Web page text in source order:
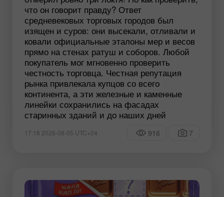
что он говорит правду? Ответ
средневековых торговых городов был
изящен и суров: они высекали, отливали и
ковали официальные эталоны мер и весов
прямо на стенах ратуш и соборов. Любой
покупатель мог мгновенно проверить
честность торговца. Честная репутация
рынка привлекала купцов со всего
континента, а эти железные и каменные
линейки сохранились на фасадах
старинных зданий и до наших дней
17:18 2026-08-05 UTC+04 916 7